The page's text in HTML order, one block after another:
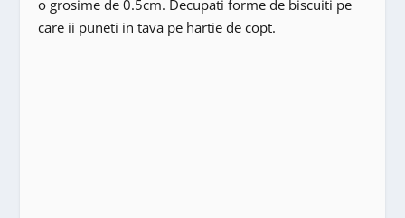
o grosime de 0.5cm. Decupati forme de biscuiti pe
care ii puneti in tava pe hartie de copt.